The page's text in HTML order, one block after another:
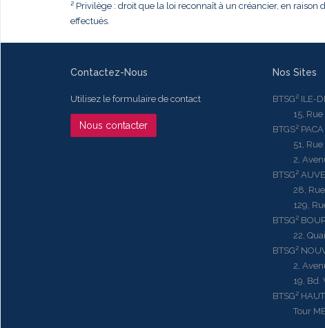
² Privilège : droit que la loi reconnaît à un créancier, en
effectués.
Contactez-Nous
Utilisez le formulaire de contact
Nous contacter
Nos Sites
BTSG² ILE-
15, Rue
BTGS² PACA
51, Rue
2, Avenue
BTSG²
28, Rue
129, Rue
BTSG²
22, Quai
BTSG²
2, Avenue
19, Bd.
BTSG²
Tour